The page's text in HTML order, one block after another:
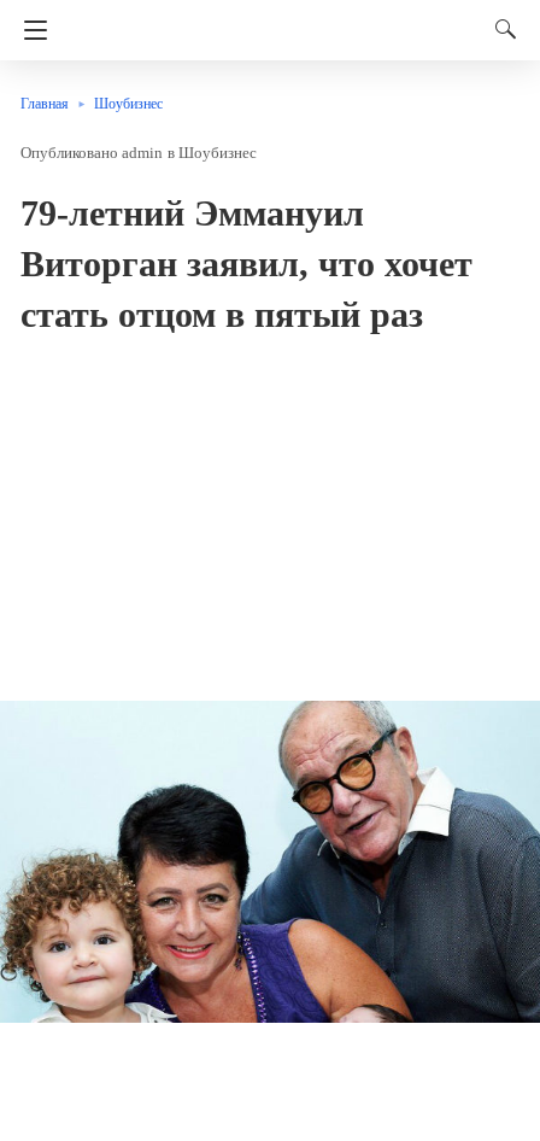
Главная Шоубизнес
admin в Шоубизнес
79-летний Эммануил
Виторган заявил, что хочет
стать отцом в пятый раз